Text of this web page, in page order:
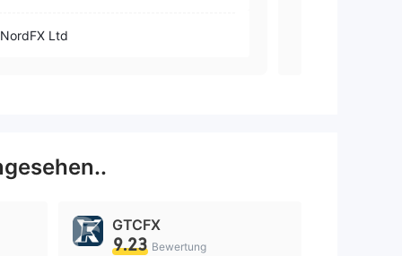
NordFX Ltd
GTCFX
9.23 Bewertung